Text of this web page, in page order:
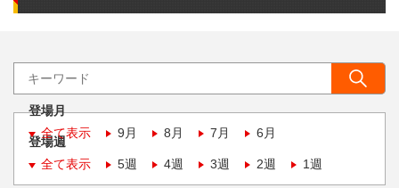
登場月
全て表示
9月 8月 7月 6月
登場週
全て表示
5週 4週 3週 2週 1週